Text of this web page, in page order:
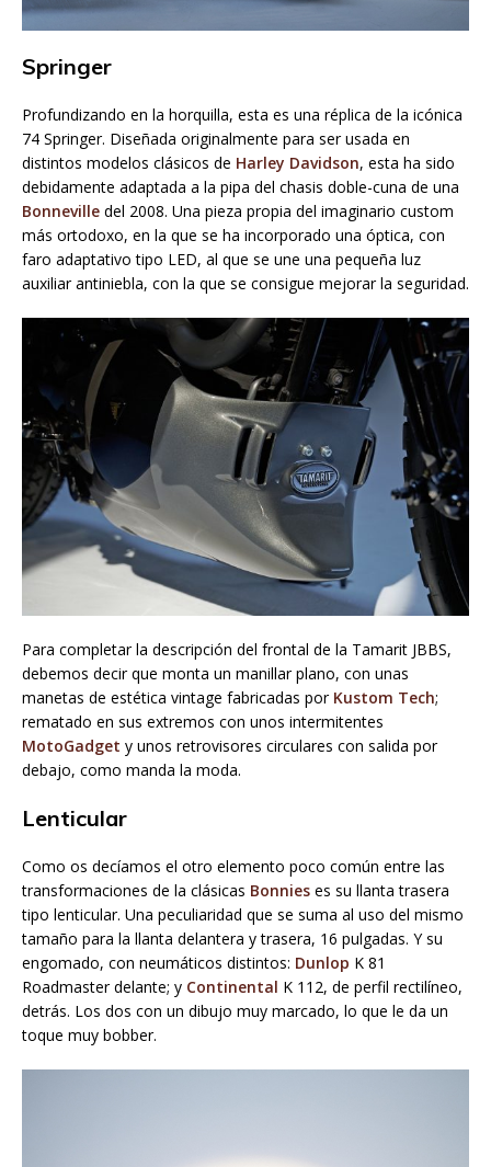
Springer
Profundizando en la horquilla, esta es una réplica de la icónica
74 Springer. Diseñada originalmente para ser usada en
distintos modelos clásicos de Harley Davidson, esta ha sido
debidamente adaptada a la pipa del chasis doble-cuna de una
Bonneville del 2008. Una pieza propia del imaginario custom
más ortodoxo, en la que se ha incorporado una óptica, con
faro adaptativo tipo LED, al que se une una pequeña luz
auxiliar antiniebla, con la que se consigue mejorar la seguridad.
Para completar la descripción del frontal de la Tamarit JBBS,
debemos decir que monta un manillar plano, con unas
manetas de estética vintage fabricadas por Kustom Tech;
rematado en sus extremos con unos intermitentes
MotoGadget y unos retrovisores circulares con salida por
debajo, como manda la moda.
Lenticular
Como os decíamos el otro elemento poco común entre las
transformaciones de la clásicas Bonnies es su llanta trasera
tipo lenticular. Una peculiaridad que se suma al uso del mismo
tamaño para la llanta delantera y trasera, 16 pulgadas. Y su
engomado, con neumáticos distintos: Dunlop K 81
Roadmaster delante; y Continental K 112, de perfil rectilíneo,
detrás. Los dos con un dibujo muy marcado, lo que le da un
toque muy bobber.